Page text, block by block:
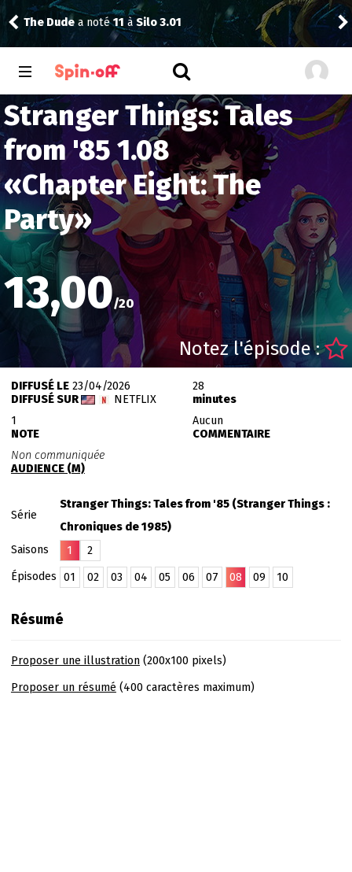
The Dude a noté11 à Silo 3.01
Stranger Things: Tales
from '85 1.08
«Chapter Eight: The
Party»
13,00/20
Notez l'épisode :
DIFFUSÉ LE23/04/2026
DIFFUSÉ SUR
NETFLIX
28
minutes
1
NOTE
Aucun
COMMENTAIRE
Non communiquée
AUDIENCE (M)
Série
Stranger Things: Tales from '85 (Stranger Things :
Chroniques de 1985)
Saisons
1
2
Épisodes
01 02 03 04 05 06 07 08 09 10
Résumé
Proposer une illustration(200x100 pixels)
Proposer un résumé (400 caractères maximum)